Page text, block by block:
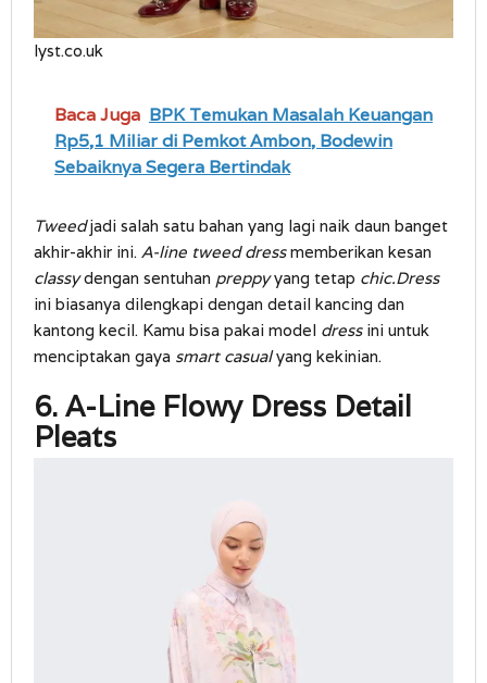
lyst.co.uk
Baca Juga BPK Temukan Masalah Keuangan
Rp5,1 Miliar di Pemkot Ambon, Bodewin
Sebaiknya Segera Bertindak
Tweedjadi salah satu bahan yang lagi naik daun banget
akhir-akhir ini. A-line tweed dressmemberikan kesan
classydengan sentuhan preppyyang tetap chic.Dress
ini biasanya dilengkapi dengan detail kancing dan
kantong kecil. Kamu bisa pakai model dress ini untuk
menciptakan gaya smart casualyang kekinian.
6. A-Line Flowy Dress Detail
Pleats